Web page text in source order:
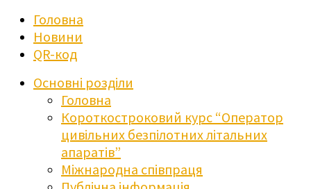
Головна
Новини
QR-код
Основні розділи
Головна
Короткостроковий курс “Оператор
цивільних безпілотних літальних
апаратів”
Міжнародна співпраця